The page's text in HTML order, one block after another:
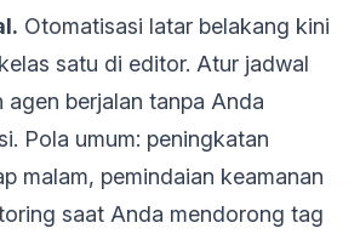
Otomatisasi latar belakang kini
satu di editor. Atur jadwal
agen berjalan tanpa Anda
Pola umum: peningkatan
malam, pemindaian keamanan
saat Anda mendorong tag